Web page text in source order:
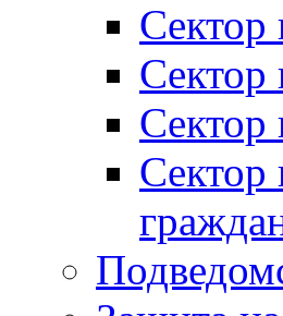
Сектор
Сектор
Сектор
Сектор